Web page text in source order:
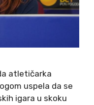
atletičarka
uspela da se
igara u skoku